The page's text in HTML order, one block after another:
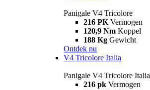
Panigale V4 Tricolore
216 PK Vermogen
120,9 Nm Koppel
188 Kg Gewicht
Ontdek nu
V4 Tricolore Italia
Panigale V4 Tricolore Italia
216 pk Vermogen